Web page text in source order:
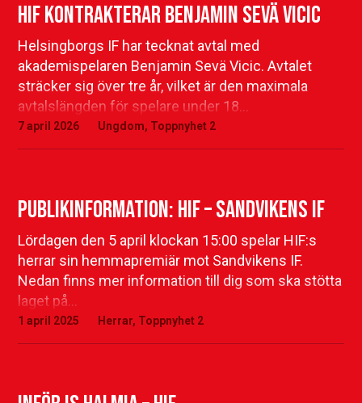
HIF kontrakterar Benjamin Sevä Vicic
Helsingborgs IF har tecknat avtal med
akademispelaren Benjamin Sevä Vicic. Avtalet
sträcker sig över tre år, vilket är den maximala
avtalslängden för spelare under 18…
7 april 2026 Ungdom, Toppnyhet 2
Publikinformation: HIF – Sandvikens IF
Lördagen den 5 april klockan 15:00 spelar HIF:s
herrar sin hemmapremiär mot Sandvikens IF.
Nedan finns mer information till dig som ska stötta
laget på…
1 april 2025 Herrar, Toppnyhet 2